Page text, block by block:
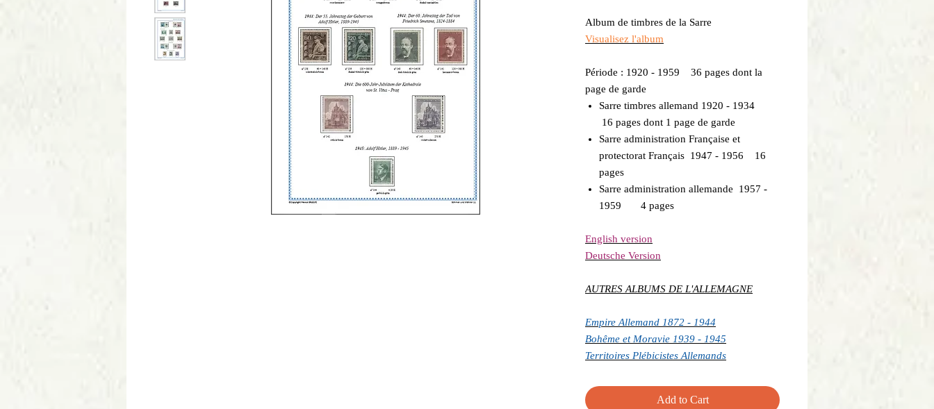
Album de timbres de la Sarre
Visualisez l'album
Période : 1920 - 1959 36 pages dont la
page de garde
Sarre timbres allemand 1920 - 1934
16 pages dont 1 page de garde
Sarre administration Française et
protectorat Français 1947 - 1956 16
pages
Sarre administration allemande 1957 -
1959 4 pages
English version
Deutsche Version
AUTRES ALBUMS DE L'ALLEMAGNE
Empire Allemand 1872 - 1944
Bohême et Moravie 1939 - 1945
Territoires Plébicistes Allemands
Add to Cart